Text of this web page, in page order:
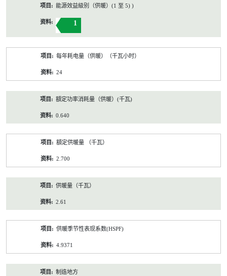
能源效益級別（供暖）(1 至 5) )
1
每年耗电量（供暖）（千瓦小时）
24
額定功率消耗量（供暖）(千瓦)
0.640
額定供暖量 （千瓦）
2.700
供暖量（千瓦）
2.61
供暖季节性表现系数(HSPF)
4.9371
制造地方